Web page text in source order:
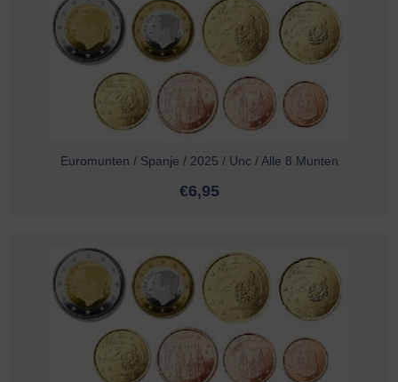
Euromunten / Spanje / 2025 / Unc / Alle 8 Munten
€6,95